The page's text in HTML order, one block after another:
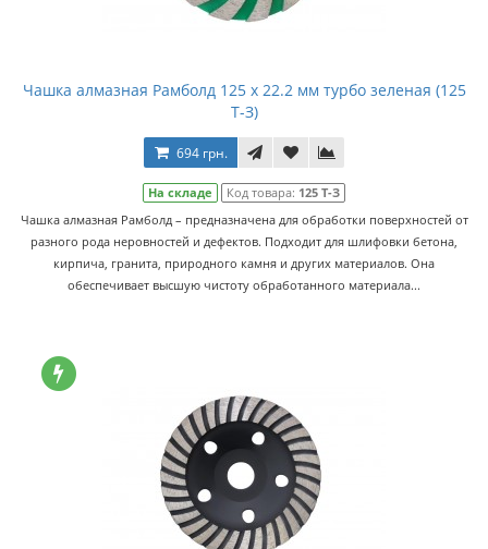
Чашка алмазная Рамболд 125 x 22.2 мм турбо зеленая (125
Т-З)
694 грн.
На складе Код товара: 125 Т-З
Чашка алмазная Рамболд – предназначена для обработки поверхностей от
разного рода неровностей и дефектов. Подходит для шлифовки бетона,
кирпича, гранита, природного камня и других материалов. Она
обеспечивает высшую чистоту обработанного материала...